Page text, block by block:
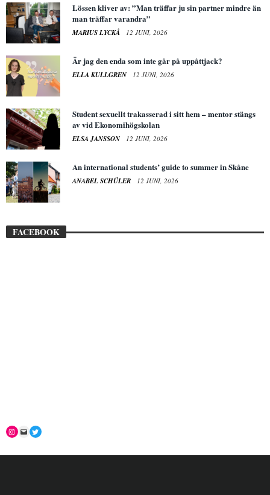
Lössen kliver av: ”Man träffar ju sin partner mindre än
man träffar varandra”
MARIUS LYCKÅ 12 JUNI, 2026
Är jag den enda som inte går på uppåttjack?
ELLA KULLGREN 12 JUNI, 2026
Student sexuellt trakasserad i sitt hem – mentor stängs
av vid Ekonomihögskolan
ELSA JANSSON 12 JUNI, 2026
An international students’ guide to summer in Skåne
ANABEL SCHÜLER 12 JUNI, 2026
FACEBOOK